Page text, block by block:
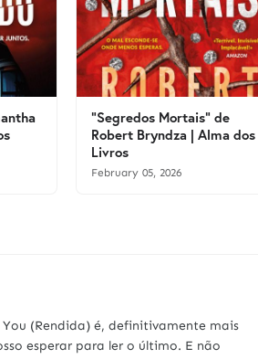
"Segredos Mortais" de
Robert Bryndza | Alma dos
Livros
February 05, 2026
(Rendida) é, definitivamente mais
esperar para ler o último. E não